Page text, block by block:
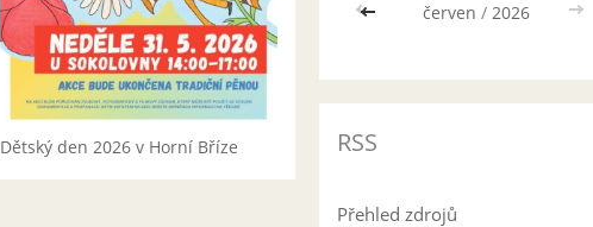
Dětský den 2026 v Horní Bříze
<< červen / 2026 >>
RSS
Přehled zdrojů